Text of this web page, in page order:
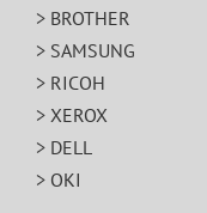
> BROTHER
> SAMSUNG
> RICOH
> XEROX
> DELL
> OKI